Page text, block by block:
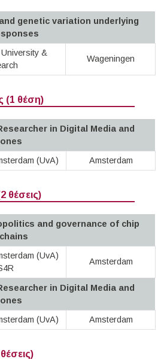
genetic variation underlying
&
Wageningen
(1 θέση)
in Digital Media and
(UvA)
Amsterdam
θέσεις)
and governance of chip
(UvA)
Amsterdam
in Digital Media and
(UvA)
Amsterdam